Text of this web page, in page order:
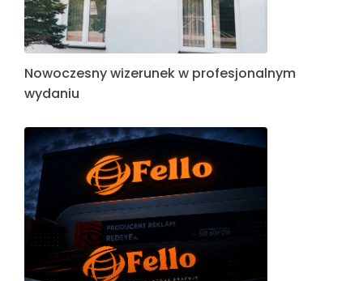
Nowoczesny wizerunek w profesjonalnym
wydaniu